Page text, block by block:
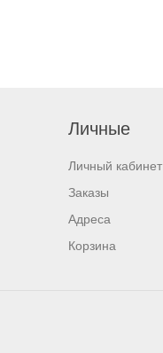
Личные
Личный кабинет
Заказы
Адреса
Корзина